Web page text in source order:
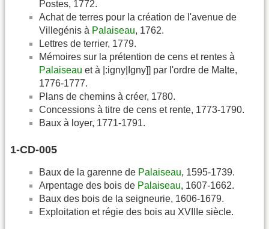
Postes, 1772.
Achat de terres pour la création de l'avenue de
Villegénis à Palaiseau, 1762.
Lettres de terrier, 1779.
Mémoires sur la prétention de cens et rentes à
Palaiseau et à |:igny|Igny]] par l'ordre de Malte,
1776-1777.
Plans de chemins à créer, 1780.
Concessions à titre de cens et rente, 1773-1790.
Baux à loyer, 1771-1791.
1-CD-005
Baux de la garenne de Palaiseau, 1595-1739.
Arpentage des bois de Palaiseau, 1607-1662.
Baux des bois de la seigneurie, 1606-1679.
Exploitation et régie des bois au XVIIIe siècle.